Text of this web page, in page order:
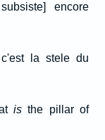
encore
la stele du
is the pillar of